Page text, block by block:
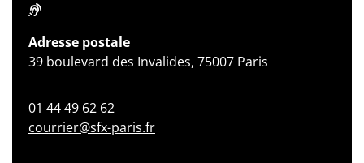
Adresse postale
39 boulevard des Invalides, 75007 Paris
01 44 49 62 62
courrier@sfx-paris.fr